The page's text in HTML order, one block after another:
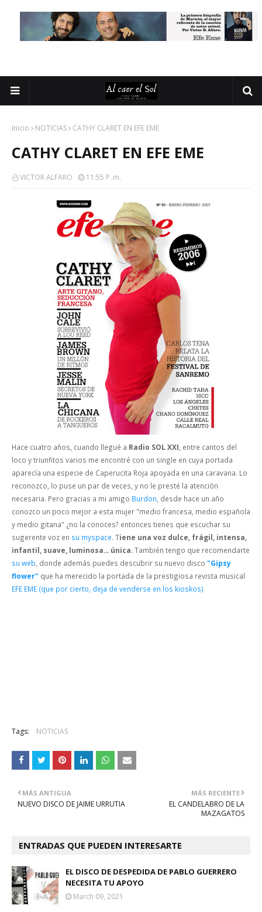
Inicio NOTICIAS CATHY CLARET EN EFE EME
CATHY CLARET EN EFE EME
VICTOR ALFARO 11:55 P. M.
Hace cuatro años, cuando llegué a Radio SOL XXI , entre cantos del
loco y triunfitos varios me encontré con un single en cuya portada
aparecía una especie de Caperucita Roja apoyada en una caravana. Lo
reconozco, lo puse un par de veces, y no le presté la atención
necesaria. Pero gracias a mi amigo Burdon , desde hace un año
conozco un poco mejor a esta mujer "medio francesa, medio española
y medio gitana" ¿no la conoces? entonces tienes que escuchar su
sugerente voz en su myspace. Tiene una voz dulce, frágil, intensa,
infantil, suave, luminosa... única.También tengo que recomendarte
su web , donde además puedes descubrir su nuevo disco "Gipsy
flower" que ha merecido la portada de la prestigiosa revista musical
EFE EME (que por cierto, deja de venderse en los kioskos)
Tags: NOTICIAS
MÁS RECIENTE
EL CANDELABRO DE LA
MAZAGATOS
MÁS ANTIGUA
NUEVO DISCO DE JAIME URRUTIA
ENTRADAS QUE PUEDEN INTERESARTE
EL DISCO DE DESPEDIDA DE PABLO GUERRERO
NECESITA TU APOYO
March 09, 2021